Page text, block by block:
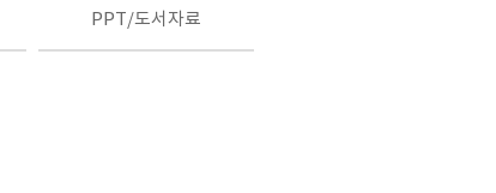
PPT/도서자료